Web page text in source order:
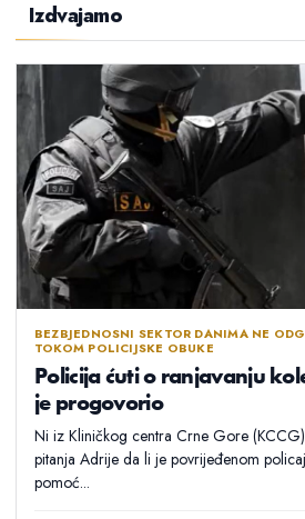
Izdvajamo
BEZBJEDNOSNI SEKTOR DANIMA NE
TOKOM POLICIJSKE OBUKE
Policija ćuti o ranjavanju
je progovorio
Ni iz Kliničkog centra Crne Gore
pitanja Adrije da li je povrijeđenom
pomoć...